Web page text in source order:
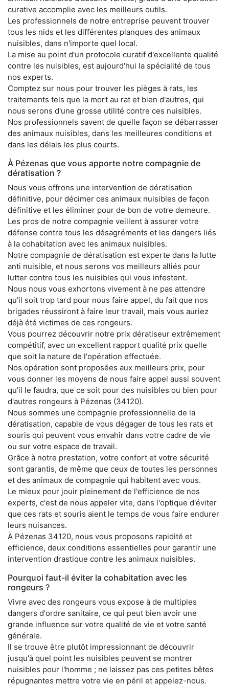
curative accomplie avec les meilleurs outils.
Les professionnels de notre entreprise peuvent trouver
tous les nids et les différentes planques des animaux
nuisibles, dans n'importe quel local.
La mise au point d'un protocole curatif d'excellente qualité
contre les nuisibles, est aujourd'hui la spécialité de tous
nos experts.
Comptez sur nous pour trouver les pièges à rats, les
traitements tels que la mort au rat et bien d'autres, qui
nous serons d'une grosse utilité contre ces nuisibles.
Nos professionnels savent de quelle façon se débarrasser
des animaux nuisibles, dans les meilleures conditions et
dans les délais les plus courts.
À Pézenas que vous apporte notre compagnie de
dératisation ?
Nous vous offrons une intervention de dératisation
définitive, pour décimer ces animaux nuisibles de façon
définitive et les éliminer pour de bon de votre demeure.
Les pros de notre compagnie veillent à assurer votre
défense contre tous les désagréments et les dangers liés
à la cohabitation avec les animaux nuisibles.
Notre compagnie de dératisation est experte dans la lutte
anti nuisible, et nous serons vos meilleurs alliés pour
lutter contre tous les nuisibles qui vous infestent.
Nous nous vous exhortons vivement à ne pas attendre
qu'il soit trop tard pour nous faire appel, du fait que nos
brigades réussiront à faire leur travail, mais vous auriez
déjà été victimes de ces rongeurs.
Vous pourrez découvrir notre prix dératiseur extrêmement
compétitif, avec un excellent rapport qualité prix quelle
que soit la nature de l'opération effectuée.
Nos opération sont proposées aux meilleurs prix, pour
vous donner les moyens de nous faire appel aussi souvent
qu'il le faudra, que ce soit pour des nuisibles ou bien pour
d'autres rongeurs à Pézenas (34120).
Nous sommes une compagnie professionnelle de la
dératisation, capable de vous dégager de tous les rats et
souris qui peuvent vous envahir dans votre cadre de vie
ou sur votre espace de travail.
Grâce à notre prestation, votre confort et votre sécurité
sont garantis, de même que ceux de toutes les personnes
et des animaux de compagnie qui habitent avec vous.
Le mieux pour jouir pleinement de l'efficience de nos
experts, c'est de nous appeler vite, dans l'optique d'éviter
que ces rats et souris aient le temps de vous faire endurer
leurs nuisances.
À Pézenas 34120, nous vous proposons rapidité et
efficience, deux conditions essentielles pour garantir une
intervention drastique contre les animaux nuisibles.
Pourquoi faut-il éviter la cohabitation avec les
rongeurs ?
Vivre avec des rongeurs vous expose à de multiples
dangers d'ordre sanitaire, ce qui peut bien avoir une
grande influence sur votre qualité de vie et votre santé
générale.
Il se trouve être plutôt impressionnant de découvrir
jusqu'à quel point les nuisibles peuvent se montrer
nuisibles pour l'homme ; ne laissez pas ces petites bêtes
répugnantes mettre votre vie en péril et appelez-nous.